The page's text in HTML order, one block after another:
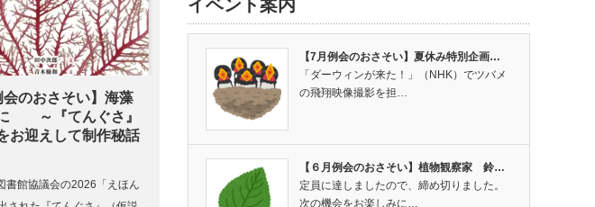
会のおさそい】海藻
～『てんぐさ』
お迎えして制作秘話
書館協議会の2026「えほん
イベント案内
【7月例会のおさそい】夏休み特別企画…
「ダーウィンが来た！」（NHK）でツバメ
の飛翔映像撮影を担…
【６月例会のおさそい】植物観察家 鈴…
定員に達しましたので、締め切りました。
次の機会をお楽しみに…